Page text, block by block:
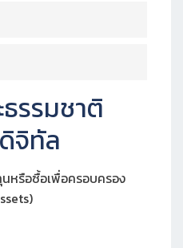
รรมชาติ
จิทัล
หรือซื้อเพื่อครอบครอง